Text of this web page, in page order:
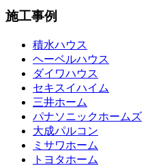
施工事例
積水ハウス
ヘーベルハウス
ダイワハウス
セキスイハイム
三井ホーム
パナソニックホームズ
大成パルコン
ミサワホーム
トヨタホーム